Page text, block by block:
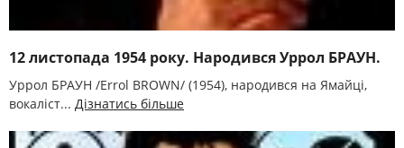
12 листопада 1954 року. Народився Уррол БРАУН.
Уррол БРАУН /Errol BROWN/ (1954), народився на Ямайці,
вокаліст... Дізнатись більше